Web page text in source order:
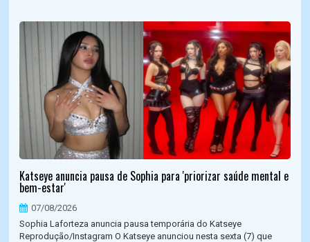
Katseye anuncia pausa de Sophia para 'priorizar saúde mental e
bem-estar'
07/08/2026
Sophia Laforteza anuncia pausa temporária do Katseye
Reprodução/Instagram O Katseye anunciou nesta sexta (7) que